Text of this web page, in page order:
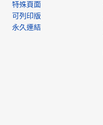
特殊頁面
可列印版
永久連結